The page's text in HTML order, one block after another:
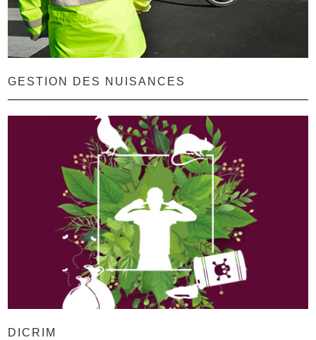
GESTION DES NUISANCES
DICRIM